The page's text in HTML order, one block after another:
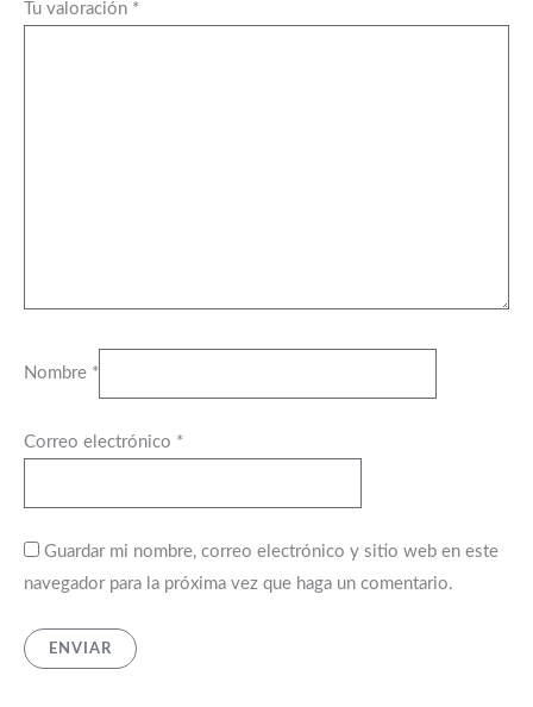
Tu valoración *
Nombre *
Correo electrónico *
Guardar mi nombre, correo electrónico y sitio web en este
navegador para la próxima vez que haga un comentario.